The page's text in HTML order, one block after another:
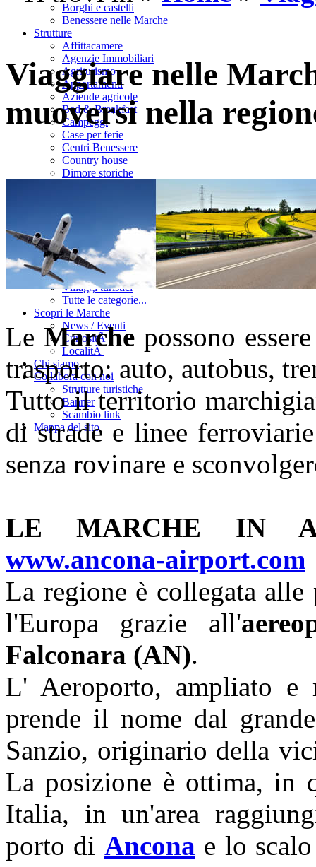
Borghi e castelli
Benessere nelle Marche
Strutture
Affittacamere
Agenzie Immobiliari
Agriturismo
Appartamenti
Aziende agricole
Bed & Breakfast
Campeggi
Case per ferie
Centri Benessere
Country house
Dimore storiche
Locali
Pensioni
R.T.A.
Residences
Rifugi
Ristoranti
Villaggi turistici
Tutte le categorie...
Scopri le Marche
News / Eventi
CuriositÃ
LocalitÃ
Chi siamo
Collabora con noi
Strutture turistiche
Banner
Scambio link
Mappa del sito
Viaggiare nelle
muoversi nella
Le Marche possono
trasporto: auto, autobus,
Tutto il territorio
di strade e linee
senza rovinare e
LE MARCHE IN
www.ancona-airport.com
La regione è collegata
l'Europa grazie all'
Falconara (AN).
L' Aeroporto, ampliato e
prende il nome dal
Sanzio, originario della
La posizione è ottima, in
Italia, in un'area
porto di Ancona e lo